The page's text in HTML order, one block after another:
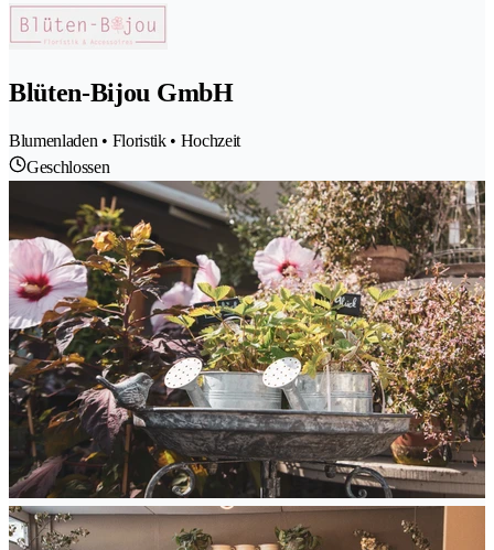
Blüten-Bijou GmbH
Blumenladen • Floristik • Hochzeit
Geschlossen